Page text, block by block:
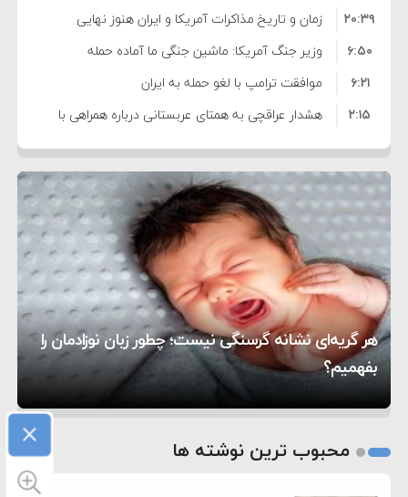
واهی و کذب محض است
زمان و تاریخ مذاکرات آمریکا و ایران هنوز نهایی
نشده است
۲۰:۳۹
وزیر جنگ آمریکا: ماشین جنگی ما آماده حمله
نظامی علیه ایران است
۶:۵۰
موافقت ترامپ با لغو حمله به ایران
۶:۲۱
هشدار عراقچی به همتای عربستانی درباره همراهی با
آمریکا
۲:۱۵
مقام ارشد امنیتی: برنامه گسترده‌ای برای پاسخ به
دیوانگی آمریکا داریم
۷:۱۰
ترامپ دستور حملات جدید علیه ایران را صادر کرد
۵:۴۵
سپاه: دو نفتکش متخلف مورد اصابت قرار گرفته و
متوقف شدند
۱۲:۵۹
ترامپ مدعی توافق تاریخی برای خلع سلاح کامل
حماس شد
۸:۵۷
اعتراض عراقچی به همتای بلغارستانی به دلیل کمک
به آمریکا در حملات به ایران
۱۶:۱۹
کشورهایی که به متجاوزان کمک می کنند پاسخ
سختی خواهند گرفت
۱۰:۱۵
سنتکام پایان تجاوز جدید به ایران را اعلام کرد
۶:۰۵
هر گریه‌ای نشانه گرسنگی نیست؛ چطور زبان نوزادمان را
بفهمیم؟
تغذیه پدر می‌تواند بر سلامت نوزاد تأثیر بگذارد
روی دیگر زندگی
2
محبوب ترین نوشته ها ×